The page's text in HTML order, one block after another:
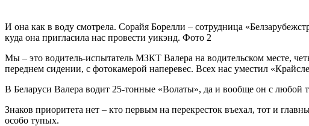
И она как в воду смотрела. Сорайя Борелли – сотрудница
куда она пригласила нас провести уикэнд. Фото 2
Мы – это водитель-испытатель МЗКТ Валера на водительском месте,
переднем сидении, с фотокамерой наперевес. Всех нас уместил
В Беларуси Валера водит 25-тонные «Волаты», да и вообще он с любой
Знаков приоритета нет – кто первым на перекресток въехал, тот и
особо тупых.